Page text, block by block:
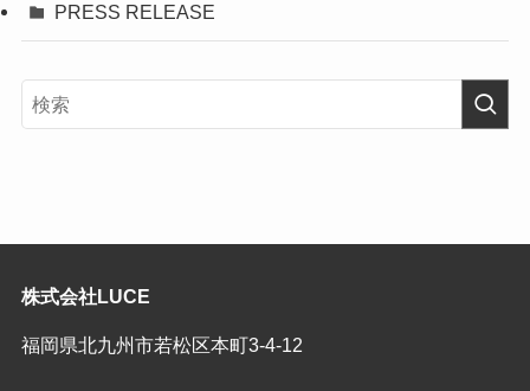
PRESS RELEASE
株式会社LUCE
福岡県北九州市若松区本町3-4-12